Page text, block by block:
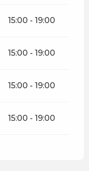
15:00 - 19:00
15:00 - 19:00
15:00 - 19:00
15:00 - 19:00